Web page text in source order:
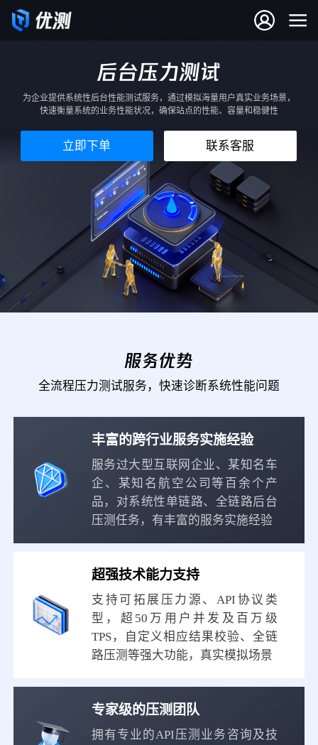
后台压力测试
为企业提供系统性后台性能测试服务，通过模拟海量用户真实业务场景，
快速衡量系统的业务性能状况，确保站点的性能、容量和稳健性
立即下单 联系客服
服务优势
全流程压力测试服务，快速诊断系统性能问题
丰富的跨行业服务实施经验
服务过大型互联网企业、某知名车
企、某知名航空公司等百余个产
品，对系统性单链路、全链路后台
压测任务，有丰富的服务实施经验
超强技术能力支持
支持可拓展压力源、API协议类
型，超50万用户并发及百万级
TPS，自定义相应结果校验、全链
路压测等强大功能，真实模拟场景
专家级的压测团队
拥有专业的API压测业务咨询及技